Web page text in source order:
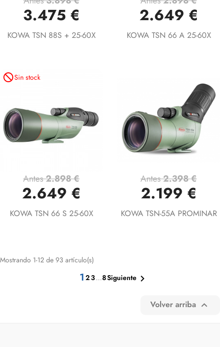
3.475 €
KOWA TSN 88S + 25-60X
2.649 €
KOWA TSN 66 A 25-60X
not_interestedSin stock
Antes2.898 €
2.649 €
KOWA TSN 66 S 25-60X
Antes2.398 €
2.199 €
KOWA TSN-55A PROMINAR
Mostrando 1-12 de 93 artículo(s)
1 23…8Siguiente
Volver arriba 